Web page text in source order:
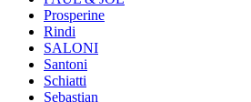
Prosperine
Rindi
SALONI
Santoni
Schiatti
Sebastian